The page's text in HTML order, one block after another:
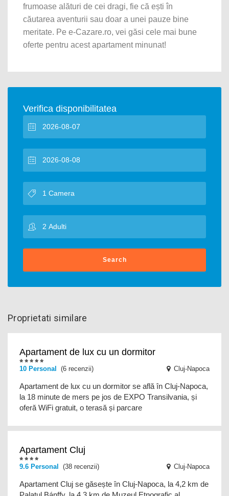
frumoase alături de cei dragi, fie că ești în
căutarea aventurii sau doar a unei pauze bine
meritate. Pe e-Cazare.ro, vei găsi cele mai bune
oferte pentru acest apartament minunat!
Verifica disponibilitatea
Search
Proprietati similare
Apartament de lux cu un dormitor
10 Personal (6 recenzii) Cluj-Napoca
Apartament de lux cu un dormitor se află în Cluj-Napoca,
la 18 minute de mers pe jos de EXPO Transilvania, și
oferă WiFi gratuit, o terasă și parcare
Apartament Cluj
9.6 Personal (38 recenzii) Cluj-Napoca
Apartament Cluj se găsește în Cluj-Napoca, la 4,2 km de